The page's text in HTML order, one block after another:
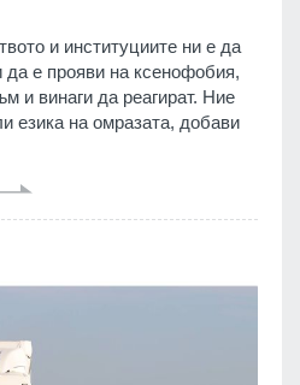
и институциите ни е да
да е прояви на ксенофобия,
и винаги да реагират. Ние
езика на омразата, добави